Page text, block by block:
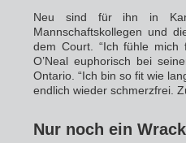
Neu sind für ihn in
Mannschaftskollegen und
dem Court. “Ich fühle mich
O’Neal euphorisch bei
Ontario. “Ich bin so fit wie
endlich wieder schmerzfrei.
Nur noch ein Wrack